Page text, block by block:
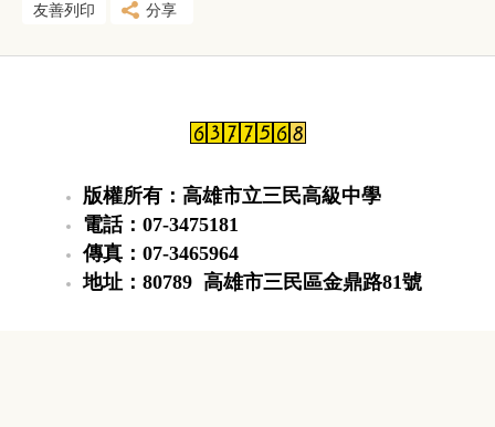
友善列印 分享
版權所有：高雄市立三民高級中學
電話：07-3475181
傳真：07-3465964
地址：80789 高雄市三民區金鼎路81號